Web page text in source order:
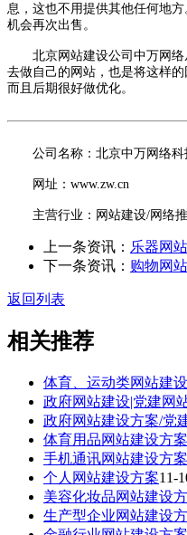
息，这也不用提供其他任何地
机会再次出售。
北京网站建设公司中万网络
去做自己的网站，也是将这样
而且后期很好做优化。
公司名称：北京中万网络科
网址：www.zw.cn
主营行业：网站建设/网络推
上一条资讯： 乐器网
下一条资讯： 购物网
返回列表
相关推荐
体育、运动类网站建
政府网站建设|党建网
政府网站建设方案/党
体育用品网站建设方案
手机通讯网站建设方案
个人网站建设方案11-
美容化妆品网站建设
生产型企业网站建设